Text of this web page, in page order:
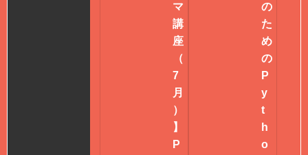
マ
講
座
（
7
月
）
】
P
の
た
め
の
P
y
t
h
o